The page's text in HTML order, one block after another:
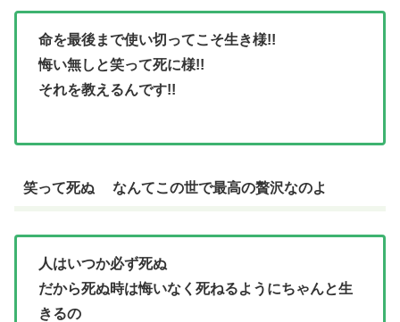
命を最後まで使い切ってこそ生き様!!
悔い無しと笑って死に様!!
それを教えるんです!!
笑って死ぬ なんてこの世で最高の贅沢なのよ
人はいつか必ず死ぬ
だから死ぬ時は悔いなく死ねるようにちゃんと生
きるの